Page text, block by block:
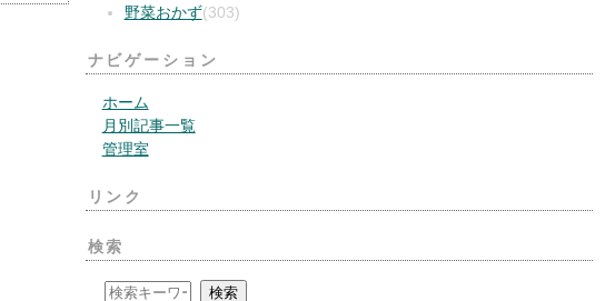
野菜おかず(303)
ナビゲーション
ホーム
月別記事一覧
管理室
リンク
検索